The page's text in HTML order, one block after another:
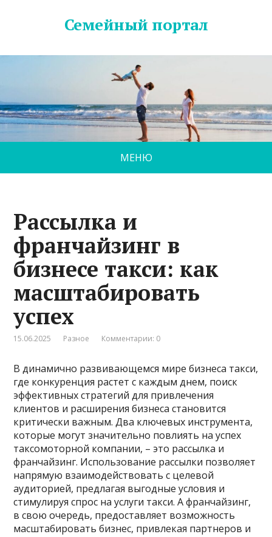
Семейный портал
МЕНЮ
Рассылка и
франчайзинг в
бизнесе такси: как
масштабировать
успех
15.06.2025 Разное Комментарии: 0
В динамично развивающемся мире бизнеса такси,
где конкуренция растет с каждым днем, поиск
эффективных стратегий для привлечения
клиентов и расширения бизнеса становится
критически важным. Два ключевых инструмента,
которые могут значительно повлиять на успех
таксомоторной компании, – это рассылка и
франчайзинг. Использование рассылки позволяет
напрямую взаимодействовать с целевой
аудиторией, предлагая выгодные условия и
стимулируя спрос на услуги такси. А франчайзинг,
в свою очередь, предоставляет возможность
масштабировать бизнес, привлекая партнеров и